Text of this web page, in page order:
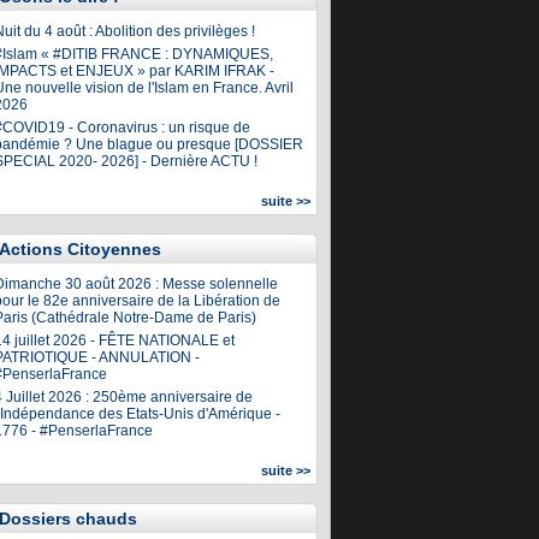
du 4 août : Abolition des privilèges !
« #DITIB FRANCE : DYNAMIQUES,
IMPACTS et ENJEUX » par KARIM IFRAK -
nouvelle vision de l'Islam en France. Avril
- Coronavirus : un risque de
? Une blague ou presque [DOSSIER
2020- 2026] - Dernière ACTU !
suite >>
Actions Citoyennes
30 août 2026 : Messe solennelle
le 82e anniversaire de la Libération de
(Cathédrale Notre-Dame de Paris)
juillet 2026 - FÊTE NATIONALE et
- ANNULATION -
Juillet 2026 : 250ème anniversaire de
des Etats-Unis d'Amérique -
- #PenserlaFrance
suite >>
Dossiers chauds